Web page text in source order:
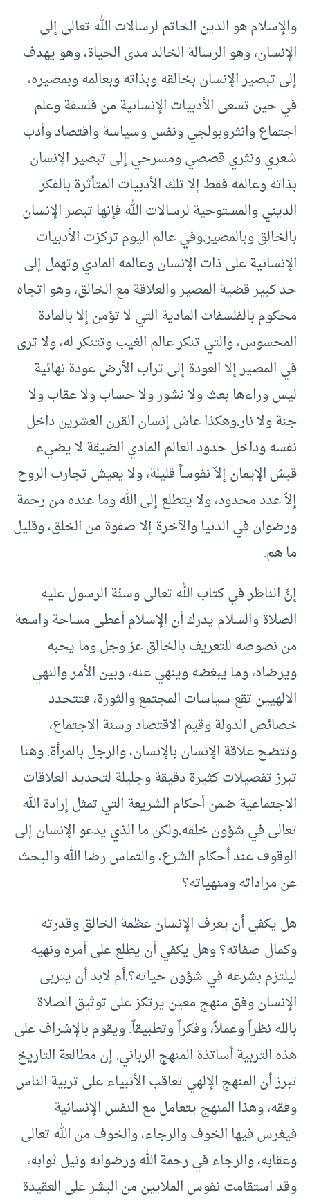
والإسلام هو الدين الخاتم لرسالات الله تعالى إلى
الإنسان، وهو الرسالة الخالد مدى الحياة، وهو يهدف
إلى تبصير الإنسان بخالقه وبذاته وبعالمه وبمصيره،
في حين تسعى الأدبيات الإنسانية من فلسفة وعلم
اجتماع وانثروبولجي ونفس وسياسة واقتصاد وأدب
شعري ونثري قصصي ومسرحي إلى تبصير الإنسان
بذاته وعالمه فقط إلا تلك الأدبيات المتأثرة بالفكر
الديني والمستوحية لرسالات الله فإنها تبصر الإنسان
بالخالق وبالمصير.وفي عالم اليوم تركزت الأدبيات
الإنسانية على ذات الإنسان وعالمه المادي وتهمل إلى
حد كبير قضية المصير والعلاقة مع الخالق، وهو اتجاه
محكوم بالفلسفات المادية التي لا تؤمن إلا بالمادة
المحسوس، والتي تنكر عالم الغيب وتتنكر له، ولا ترى
في المصير إلا العودة إلى تراب الأرض عودة نهائية
ليس وراءها بعث ولا نشور ولا حساب ولا عقاب ولا
جنة ولا نار.وهكذا عاش إنسان القرن العشرين داخل
نفسه وداخل حدود العالم المادي الضيقة لا يضيء
قبسُ الإيمان إلاّ نفوساً قليلة، ولا يعيش تجارب الروح
إلاّ عدد محدود، ولا يتطلع إلى الله وما عنده من رحمة
ورضوان في الدنيا والآخرة إلا صفوة من الخلق، وقليل
ما هم.
إنَّ الناظر في كتاب الله تعالى وسنّة الرسول عليه
الصلاة والسلام يدرك أن الإسلام أعطى مساحة واسعة
من نصوصه للتعريف بالخالق عز وجل وما يحبه
ويرضاه، وما يبغضه وينهي عنه، وبين الأمر والنهي
الالهيين تقع سياسات المجتمع والثورة، فتتحدد
خصائص الدولة وقيم الاقتصاد وسنة الاجتماع،
وتتضح علاقة الإنسان بالإنسان، والرجل بالمرأة. وهنا
تبرز تفصيلات كثيرة دقيقة وجليلة لتحديد العلاقات
الاجتماعية ضمن أحكام الشريعة التي تمثل إرادة الله
تعالى في شؤون خلقه.ولكن ما الذي يدعو الإنسان إلى
الوقوف عند أحكام الشرع، والتماس رضا الله والبحث
عن مراداته ومنهياته؟
هل يكفي أن يعرف الإنسان عظمة الخالق وقدرته
وكمال صفاته؟ وهل يكفي أن يطلع على أمره ونهيه
ليلتزم بشرعه في شؤون حياته؟.أم لابد أن يتربى
الإنسان وفق منهج معين يرتكز على توثيق الصلاة
بالله نظراً وعملاً، وفكراً وتطبيقاً. ويقوم بالإشراف على
هذه التربية أساتذة المنهج الرباني. إن مطالعة التاريخ
تبرز أن المنهج الإلهي تعاقب الأنبياء على تربية الناس
وفقه، وهذا المنهج يتعامل مع النفس الإنسانية
فيغرس فيها الخوف والرجاء، والخوف من الله تعالى
وعقابه، والرجاء في رحمة الله ورضوانه ونيل ثوابه،
وقد استقامت نفوس الملايين من البشر على العقيدة